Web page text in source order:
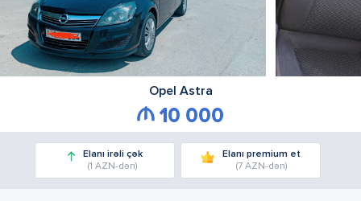
Opel Astra
10 000
Elanı irəli çək
(1 AZN-dən)
Elanı premium et
(7 AZN-dən)